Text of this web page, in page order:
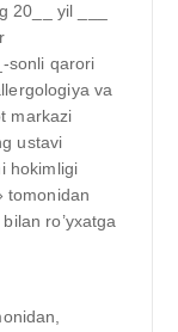
20__ yil ___
sonli qarori
va
markazi
ustavi
hokimligi
tomonidan
ro’yxatga